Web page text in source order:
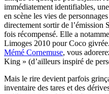
immédiatement identifiables,
en scène les vies de
directement sortir de l’émission
fois récompensé. Elle a
Limoges 2010 pour Coco
Mémé Cornemuse, vous
King » (d’ailleurs inspiré de
Mais le rire devient parfois
inventaire des tares et des